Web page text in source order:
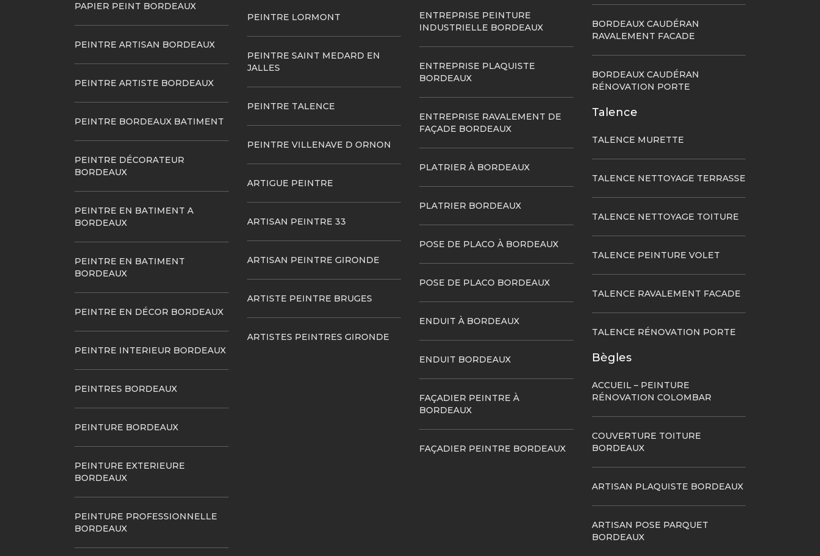
PAPIER PEINT BORDEAUX
PEINTRE ARTISAN BORDEAUX
PEINTRE ARTISTE BORDEAUX
PEINTRE BORDEAUX BATIMENT
PEINTRE DÉCORATEUR
BORDEAUX
PEINTRE EN BATIMENT A
BORDEAUX
PEINTRE EN BATIMENT
BORDEAUX
PEINTRE EN DÉCOR BORDEAUX
PEINTRE INTERIEUR BORDEAUX
PEINTRES BORDEAUX
PEINTURE BORDEAUX
PEINTURE EXTERIEURE
BORDEAUX
PEINTURE PROFESSIONNELLE
BORDEAUX
PEINTRE LORMONT
PEINTRE SAINT MEDARD EN
JALLES
PEINTRE TALENCE
PEINTRE VILLENAVE D ORNON
ARTIGUE PEINTRE
ARTISAN PEINTRE 33
ARTISAN PEINTRE GIRONDE
ARTISTE PEINTRE BRUGES
ARTISTES PEINTRES GIRONDE
ENTREPRISE PEINTURE
INDUSTRIELLE BORDEAUX
ENTREPRISE PLAQUISTE
BORDEAUX
ENTREPRISE RAVALEMENT DE
FAÇADE BORDEAUX
PLATRIER À BORDEAUX
PLATRIER BORDEAUX
POSE DE PLACO À BORDEAUX
POSE DE PLACO BORDEAUX
ENDUIT À BORDEAUX
ENDUIT BORDEAUX
FAÇADIER PEINTRE À
BORDEAUX
FAÇADIER PEINTRE BORDEAUX
BORDEAUX CAUDÉRAN
RAVALEMENT FACADE
BORDEAUX CAUDÉRAN
RÉNOVATION PORTE
Talence
TALENCE MURETTE
TALENCE NETTOYAGE TERRASSE
TALENCE NETTOYAGE TOITURE
TALENCE PEINTURE VOLET
TALENCE RAVALEMENT FACADE
TALENCE RÉNOVATION PORTE
Bègles
ACCUEIL – PEINTURE
RÉNOVATION COLOMBAR
COUVERTURE TOITURE
BORDEAUX
ARTISAN PLAQUISTE BORDEAUX
ARTISAN POSE PARQUET
BORDEAUX